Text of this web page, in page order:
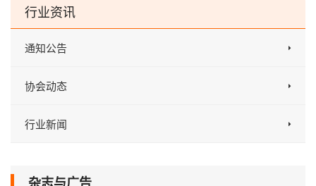
行业资讯
通知公告
协会动态
行业新闻
杂志与广告